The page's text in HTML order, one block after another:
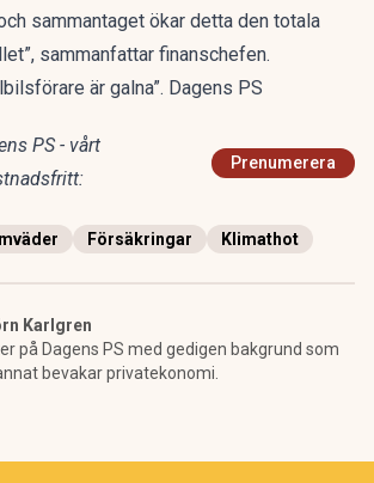
sammantaget ökar detta den totala
sammanfattar finanschefen.
är galna”. Dagens PS
PS - vårt
Prenumerera
Försäkringar Klimathot
Karlgren
på Dagens PS med gedigen bakgrund som
bevakar privatekonomi.